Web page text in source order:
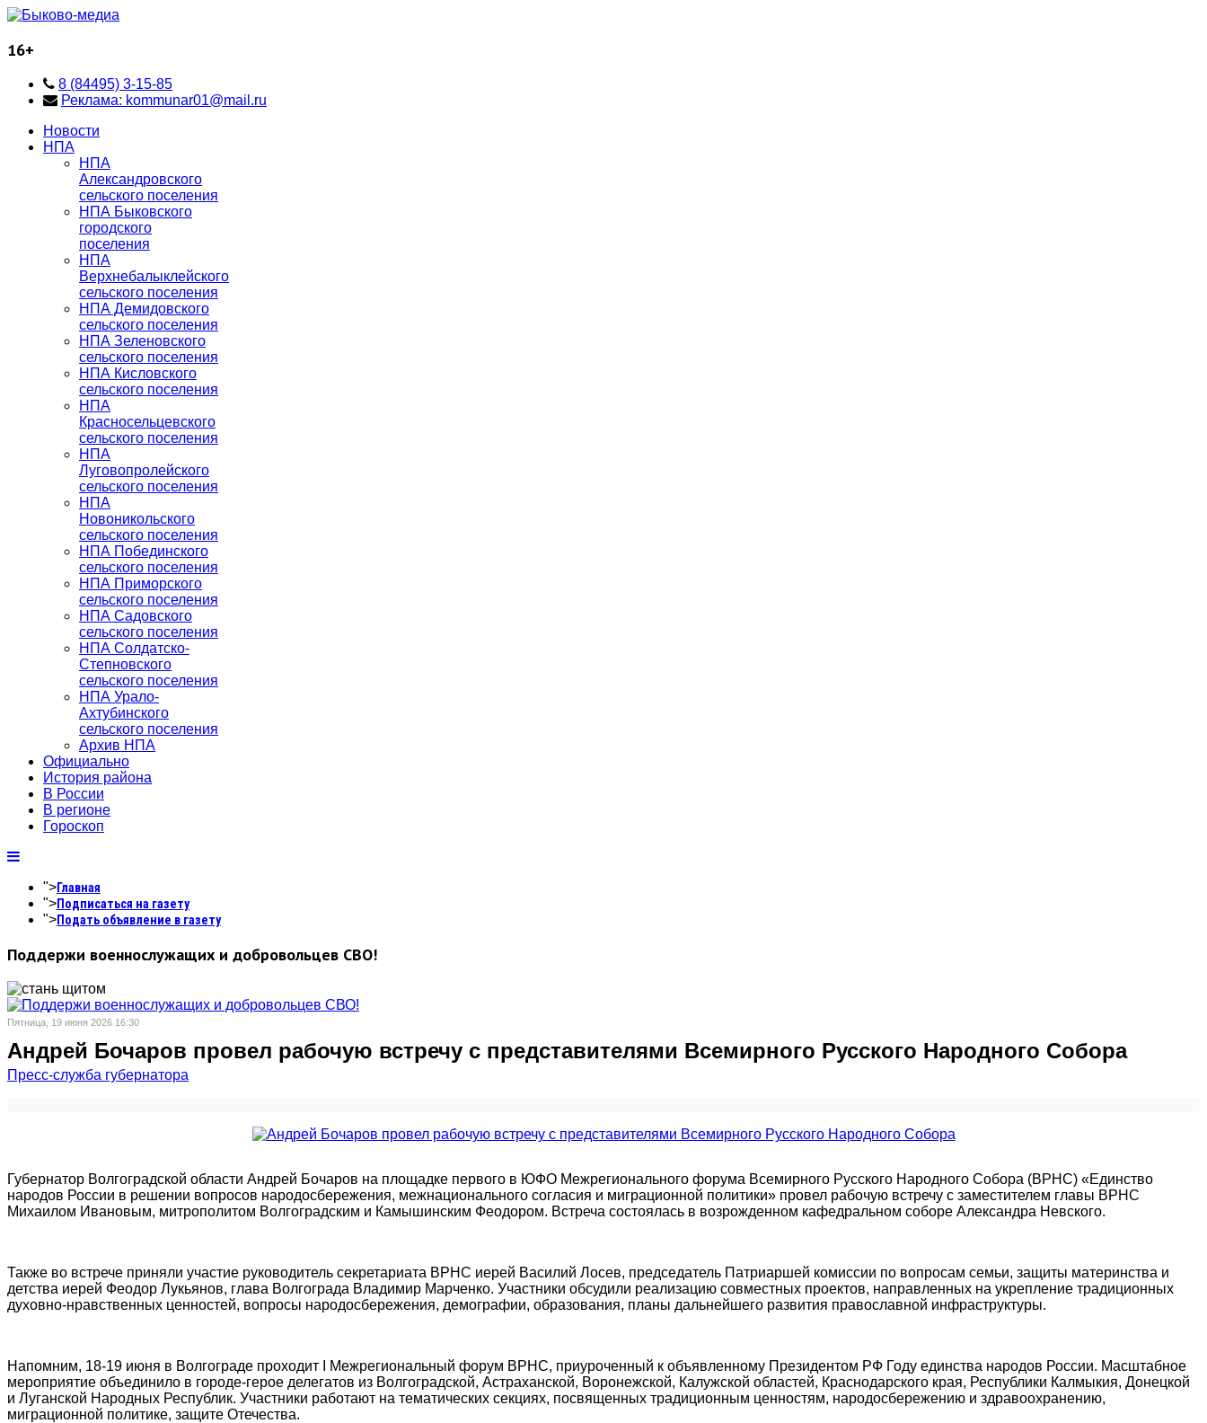
16+
8 (84495) 3-15-85
Реклама: kommunar01@mail.ru
Новости
НПА
НПА
Александровского
сельского поселения
НПА Быковского
городского
поселения
НПА
Верхнебалыклейского
сельского поселения
НПА Демидовского
сельского поселения
НПА Зеленовского
сельского поселения
НПА Кисловского
сельского поселения
НПА
Красносельцевского
сельского поселения
НПА
Луговопролейского
сельского поселения
НПА
Новоникольского
сельского поселения
НПА Побединского
сельского поселения
НПА Приморского
сельского поселения
НПА Садовского
сельского поселения
НПА Солдатско-
Степновского
сельского поселения
НПА Урало-
Ахтубинского
сельского поселения
Архив НПА
Официально
История района
В России
В регионе
Гороскоп
">Главная
">Подписаться на газету
">Подать объявление в газету
Поддержи военнослужащих и добровольцев СВО!
Пятница, 19 июня 2026 16:30
Андрей Бочаров провел рабочую встречу с представителями Всемирного Русского Народного Собора
Пресс-служба губернатора
Губернатор Волгоградской области Андрей Бочаров на площадке первого в ЮФО Межрегионального форума Всемирного Русского Народного Собора (ВРНС) «Единство
народов России в решении вопросов народосбережения, межнационального согласия и миграционной политики» провел рабочую встречу с заместителем главы ВРНС
Михаилом Ивановым, митрополитом Волгоградским и Камышинским Феодором. Встреча состоялась в возрожденном кафедральном соборе Александра Невского.
Также во встрече приняли участие руководитель секретариата ВРНС иерей Василий Лосев, председатель Патриаршей комиссии по вопросам семьи, защиты материнства и
детства иерей Феодор Лукьянов, глава Волгограда Владимир Марченко. Участники обсудили реализацию совместных проектов, направленных на укрепление традиционных
духовно-нравственных ценностей, вопросы народосбережения, демографии, образования, планы дальнейшего развития православной инфраструктуры.
Напомним, 18-19 июня в Волгограде проходит I Межрегиональный форум ВРНС, приуроченный к объявленному Президентом РФ Году единства народов России. Масштабное
мероприятие объединило в городе-герое делегатов из Волгоградской, Астраханской, Воронежской, Калужской областей, Краснодарского края, Республики Калмыкия, Донецкой
и Луганской Народных Республик. Участники работают на тематических секциях, посвященных традиционным ценностям, народосбережению и здравоохранению,
миграционной политике, защите Отечества.